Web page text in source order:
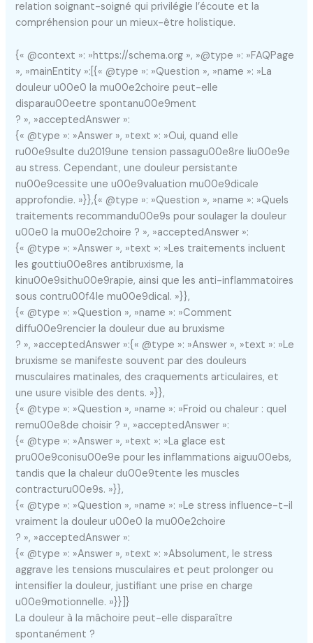
relation soignant-soigné qui privilégie l’écoute et la
compréhension pour un mieux-être holistique.
{« @context »: »https://schema.org », »@type »: »FAQPage
», »mainEntity »:[{« @type »: »Question », »name »: »La
douleur u00e0 la mu00e2choire peut-elle
disparau00eetre spontanu00e9ment
? », »acceptedAnswer »:
{« @type »: »Answer », »text »: »Oui, quand elle
ru00e9sulte du2019une tension passagu00e8re liu00e9e
au stress. Cependant, une douleur persistante
nu00e9cessite une u00e9valuation mu00e9dicale
approfondie. »}},{« @type »: »Question », »name »: »Quels
traitements recommandu00e9s pour soulager la douleur
u00e0 la mu00e2choire ? », »acceptedAnswer »:
{« @type »: »Answer », »text »: »Les traitements incluent
les gouttiu00e8res antibruxisme, la
kinu00e9sithu00e9rapie, ainsi que les anti-inflammatoires
sous contru00f4le mu00e9dical. »}},
{« @type »: »Question », »name »: »Comment
diffu00e9rencier la douleur due au bruxisme
? », »acceptedAnswer »:{« @type »: »Answer », »text »: »Le
bruxisme se manifeste souvent par des douleurs
musculaires matinales, des craquements articulaires, et
une usure visible des dents. »}},
{« @type »: »Question », »name »: »Froid ou chaleur : quel
remu00e8de choisir ? », »acceptedAnswer »:
{« @type »: »Answer », »text »: »La glace est
pru00e9conisu00e9e pour les inflammations aiguu00ebs,
tandis que la chaleur du00e9tente les muscles
contracturu00e9s. »}},
{« @type »: »Question », »name »: »Le stress influence-t-il
vraiment la douleur u00e0 la mu00e2choire
? », »acceptedAnswer »:
{« @type »: »Answer », »text »: »Absolument, le stress
aggrave les tensions musculaires et peut prolonger ou
intensifier la douleur, justifiant une prise en charge
u00e9motionnelle. »}}]}
La douleur à la mâchoire peut-elle disparaître
spontanément ?